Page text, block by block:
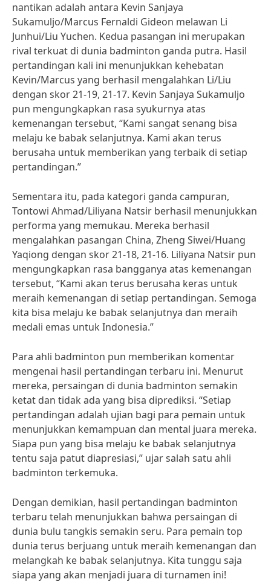
nantikan adalah antara Kevin Sanjaya
Sukamuljo/Marcus Fernaldi Gideon melawan Li
Junhui/Liu Yuchen. Kedua pasangan ini merupakan
rival terkuat di dunia badminton ganda putra. Hasil
pertandingan kali ini menunjukkan kehebatan
Kevin/Marcus yang berhasil mengalahkan Li/Liu
dengan skor 21-19, 21-17. Kevin Sanjaya Sukamuljo
pun mengungkapkan rasa syukurnya atas
kemenangan tersebut, “Kami sangat senang bisa
melaju ke babak selanjutnya. Kami akan terus
berusaha untuk memberikan yang terbaik di setiap
pertandingan.”
Sementara itu, pada kategori ganda campuran,
Tontowi Ahmad/Liliyana Natsir berhasil menunjukkan
performa yang memukau. Mereka berhasil
mengalahkan pasangan China, Zheng Siwei/Huang
Yaqiong dengan skor 21-18, 21-16. Liliyana Natsir pun
mengungkapkan rasa bangganya atas kemenangan
tersebut, “Kami akan terus berusaha keras untuk
meraih kemenangan di setiap pertandingan. Semoga
kita bisa melaju ke babak selanjutnya dan meraih
medali emas untuk Indonesia.”
Para ahli badminton pun memberikan komentar
mengenai hasil pertandingan terbaru ini. Menurut
mereka, persaingan di dunia badminton semakin
ketat dan tidak ada yang bisa diprediksi. “Setiap
pertandingan adalah ujian bagi para pemain untuk
menunjukkan kemampuan dan mental juara mereka.
Siapa pun yang bisa melaju ke babak selanjutnya
tentu saja patut diapresiasi,” ujar salah satu ahli
badminton terkemuka.
Dengan demikian, hasil pertandingan badminton
terbaru telah menunjukkan bahwa persaingan di
dunia bulu tangkis semakin seru. Para pemain top
dunia terus berjuang untuk meraih kemenangan dan
melangkah ke babak selanjutnya. Kita tunggu saja
siapa yang akan menjadi juara di turnamen ini!